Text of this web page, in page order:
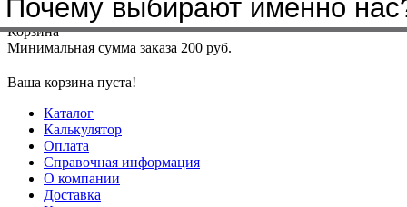
Меню+7(4912)50-37-50sbit@krep62.ru
Корзина
Минимальная сумма заказа 200 руб.
Ваша корзина пуста!
Каталог
Калькулятор
Оплата
Справочная информация
О компании
Доставка
Почему выбирают именно